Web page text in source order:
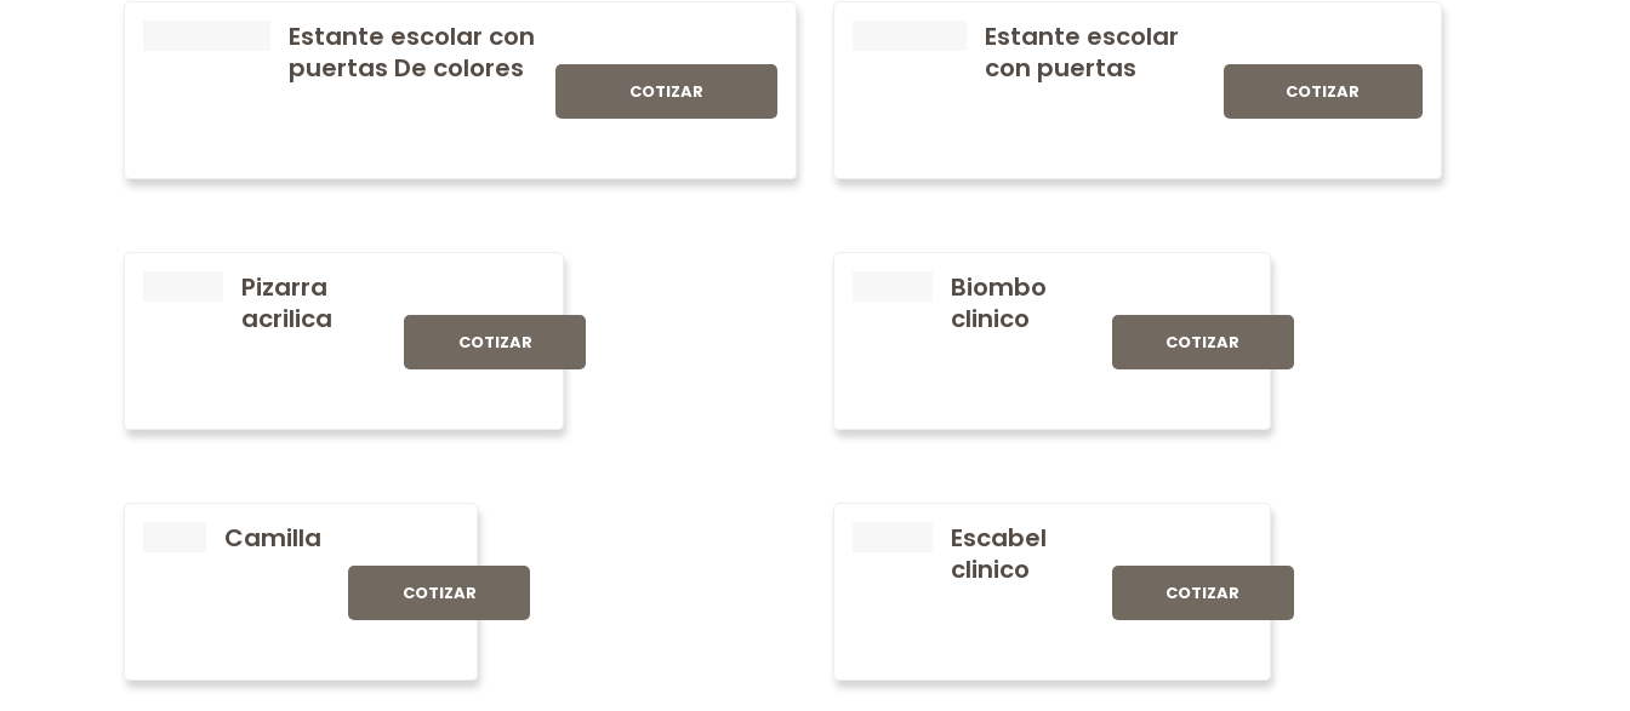
Estante escolar con
puertas De colores
COTIZAR
Estante escolar
con puertas
COTIZAR
Pizarra
acrilica
COTIZAR
Biombo
clinico
COTIZAR
Camilla
COTIZAR
Escabel
clinico
COTIZAR